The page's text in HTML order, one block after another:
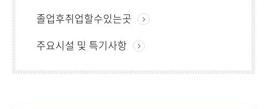
졸업후취업할수있는곳
주요시설 및 특기사항